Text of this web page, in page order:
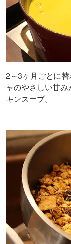
2～3ヶ月ごとに
ャのやさしい甘
キンスープ。